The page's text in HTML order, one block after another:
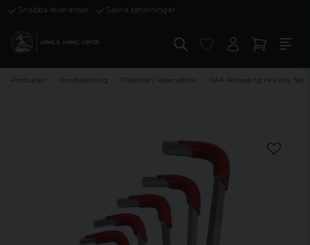
Snabba leveranser Säkra betalningar
Produkter Handladdning Tillbehör / Reservdelar DAA Reloading Hex Key Set